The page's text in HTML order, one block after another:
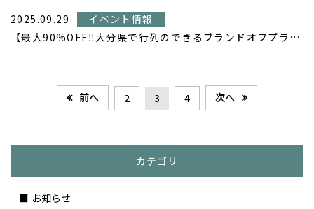
2025.09.29
イベント情報
【最大90%OFF‼️大分県で行列のできるブランドオフプライス POPUP開催❗️】
前へ 2 3 4 次へ
カテゴリ
お知らせ